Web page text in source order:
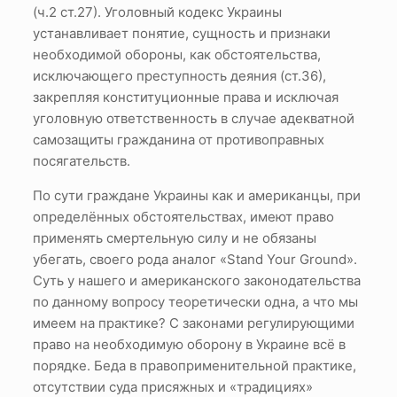
(ч.2 ст.27). Уголовный кодекс Украины
устанавливает понятие, сущность и признаки
необходимой обороны, как обстоятельства,
исключающего преступность деяния (ст.36),
закрепляя конституционные права и исключая
уголовную ответственность в случае адекватной
самозащиты гражданина от противоправных
посягательств.
По сути граждане Украины как и американцы, при
определённых обстоятельствах, имеют право
применять смертельную силу и не обязаны
убегать, своего рода аналог «Stand Your Ground».
Суть у нашего и американского законодательства
по данному вопросу теоретически одна, а что мы
имеем на практике? С законами регулирующими
право на необходимую оборону в Украине всё в
порядке. Беда в правоприменительной практике,
отсутствии суда присяжных и «традициях»